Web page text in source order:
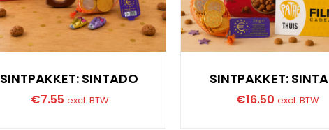
SINTPAKKET: SINTADO
€7.55 excl. BTW
SINTPAKKET:
€16.50 excl. BTW